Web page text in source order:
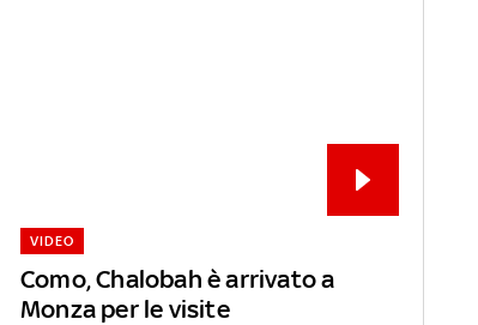
Como, Chalobah è arrivato a
Monza per le visite
VIDEO